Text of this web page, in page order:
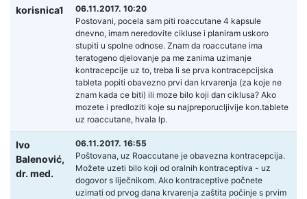
korisnica1
06.11.2017. 10:20
Postovani, pocela sam piti roaccutane 4 kapsule
dnevno, imam neredovite cikluse i planiram uskoro
stupiti u spolne odnose. Znam da roaccutane ima
teratogeno djelovanje pa me zanima uzimanje
kontracepcije uz to, treba li se prva kontracepcijska
tableta popiti obavezno prvi dan krvarenja (za koje ne
znam kada ce biti) ili moze bilo koji dan ciklusa? Ako
mozete i predloziti koje su najpreporucljivije kon.tablete
uz roaccutane, hvala lp.
Ivo
Balenović,
dr. med.
06.11.2017. 16:55
Poštovana, uz Roaccutane je obavezna kontracepcija.
Možete uzeti bilo koji od oralnih kontraceptiva - uz
dogovor s liječnikom. Ako kontraceptive počnete
uzimati od prvog dana krvarenja zaštita počinje s prvim